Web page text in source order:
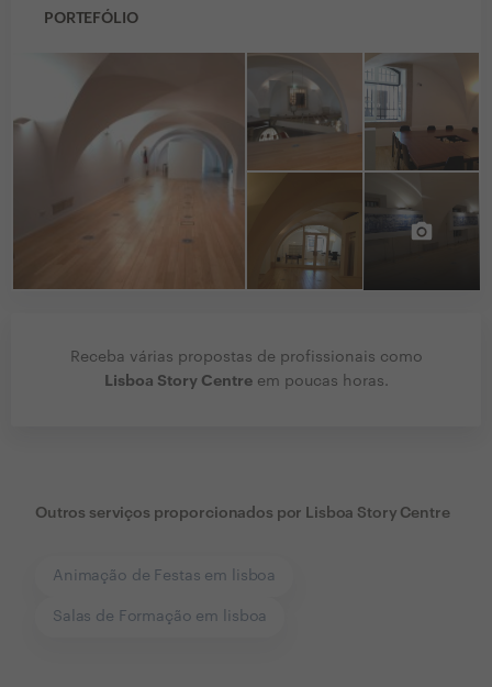
PORTEFÓLIO
Receba várias propostas de profissionais como
Lisboa Story Centreem poucas horas.
Outros serviços proporcionados por Lisboa Story Centre
Animação de Festas em lisboa
Salas de Formação em lisboa